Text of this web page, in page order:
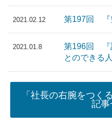
2021.02.12 第197回 『
2021.01.8
第196回 『
とのできる人
「社長の右腕をつく
記事